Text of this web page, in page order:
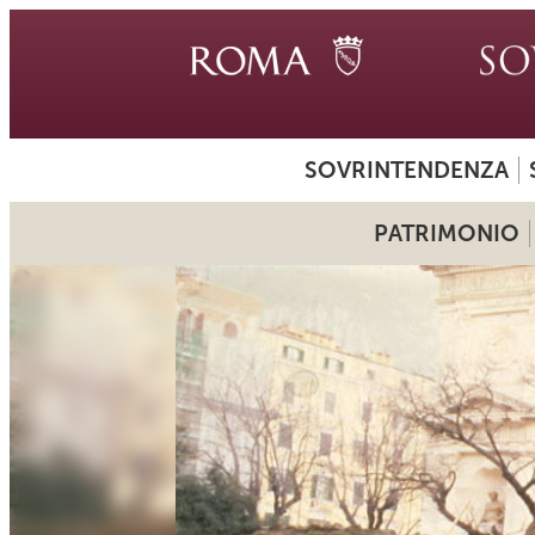
SOVRINTENDENZA
PATRIMONIO